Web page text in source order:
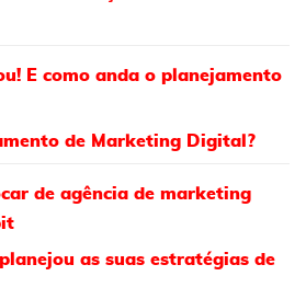
E como anda o planejamento
de Marketing Digital?
de agência de marketing
as suas estratégias de